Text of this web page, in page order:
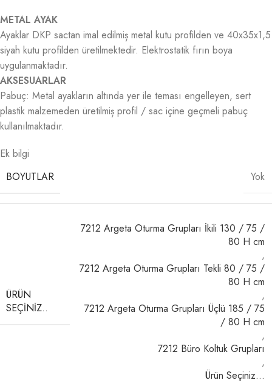
METAL AYAK
Ayaklar DKP sactan imal edilmiș metal kutu profilden ve 40x35x1,5
siyah kutu profilden üretilmektedir. Elektrostatik fırın boya
uygulanmaktadır.
AKSESUARLAR
Pabuç: Metal ayakların altında yer ile teması engelleyen, sert
plastik malzemeden üretilmiș profil / sac içine geçmeli pabuç
kullanılmaktadır.
Ek bilgi
BOYUTLAR
Yok
ÜRÜN
SEÇINIZ..
7212 Argeta Oturma Grupları İkili 130 / 75 /
80 H cm
,
7212 Argeta Oturma Grupları Tekli 80 / 75 /
80 H cm
,
7212 Argeta Oturma Grupları Üçlü 185 / 75
/ 80 H cm
,
7212 Büro Koltuk Grupları
,
Ürün Seçiniz…